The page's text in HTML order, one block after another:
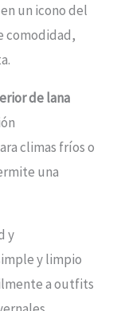
un icono del
comodidad,
de lana
climas fríos o
una
y
y limpio
a outfits